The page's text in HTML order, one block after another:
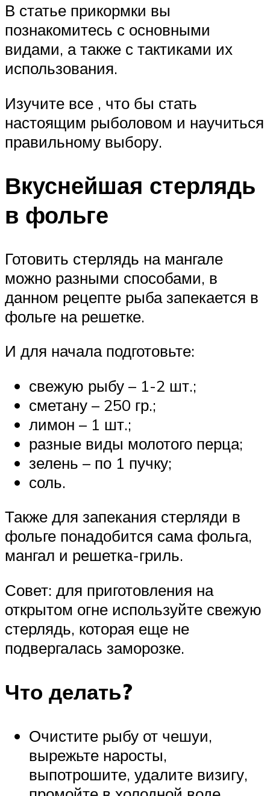
В статье прикормки вы
познакомитесь с основными
видами, а также с тактиками их
использования.
Изучите все , что бы стать
настоящим рыболовом и научиться
правильному выбору.
Вкуснейшая стерлядь
в фольге
Готовить стерлядь на мангале
можно разными способами, в
данном рецепте рыба запекается в
фольге на решетке.
И для начала подготовьте:
свежую рыбу – 1-2 шт.;
сметану – 250 гр.;
лимон – 1 шт.;
разные виды молотого перца;
зелень – по 1 пучку;
соль.
Также для запекания стерляди в
фольге понадобится сама фольга,
мангал и решетка-гриль.
Совет: для приготовления на
открытом огне используйте свежую
стерлядь, которая еще не
подвергалась заморозке.
Что делать?
Очистите рыбу от чешуи,
вырежьте наросты,
выпотрошите, удалите визигу,